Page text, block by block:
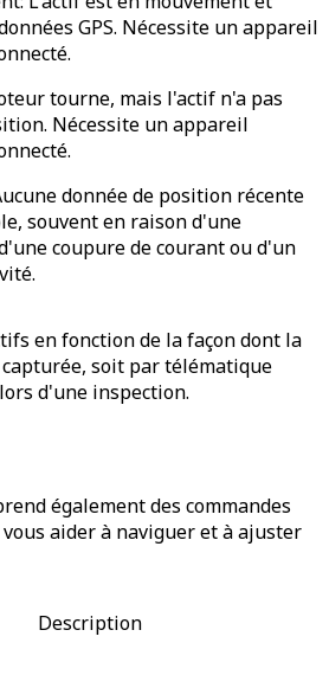
GPS. Nécessite un appareil
tourne, mais l'actif n'a pas
Nécessite un appareil
donnée de position récente
souvent en raison d'une
coupure de courant ou d'un
en fonction de la façon dont la
soit par télématique
d'une inspection.
également des commandes
aider à naviguer et à ajuster
Description